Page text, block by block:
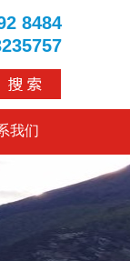
8484
我们